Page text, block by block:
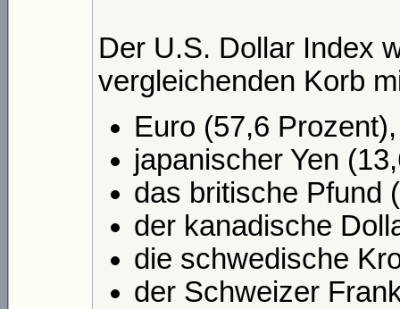
Der U.S. Dollar Index
vergleichenden Korb
Euro (57,6 Prozent),
japanischer Yen
das britische Pfund
der kanadische
die schwedische
der Schweizer